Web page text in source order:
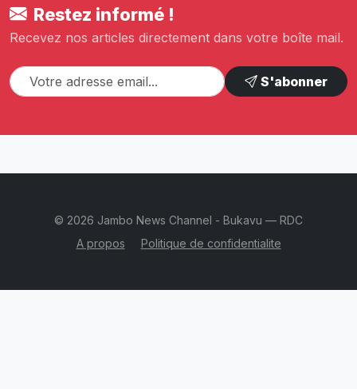
Restez informé !
Recevez nos articles directement dans votre boîte mail.
S'abonner
© 2026 Jambo News Channel - Bukavu — RDC
A propos
Politique de confidentialite